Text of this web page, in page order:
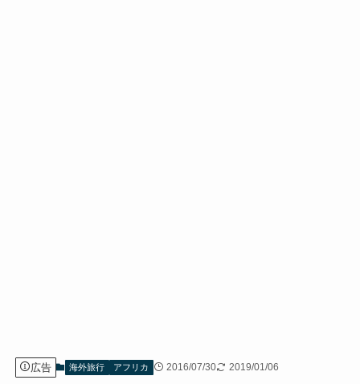
広告 海外旅行 アフリカ 2016/07/30 2019/01/06